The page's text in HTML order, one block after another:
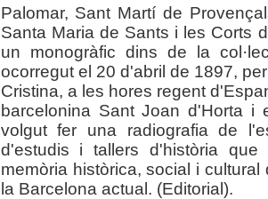
Palomar, Sant Martí de
Santa Maria de Sants i les Corts
un monogràfic dins de la
ocorregut el 20 d'abril de 1897,
Cristina, a les hores regent
barcelonina Sant Joan d'Horta
volgut fer una radiografia de
d'estudis i tallers d'història
memòria històrica, social i
la Barcelona actual. (Editorial).